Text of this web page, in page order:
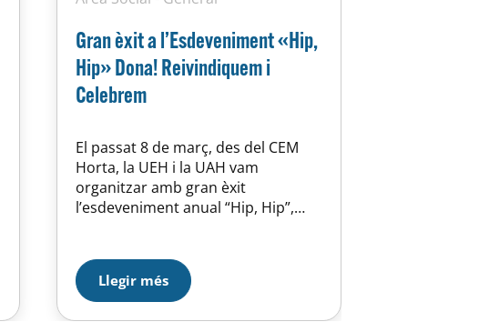
Gran èxit a l’Esdeveniment «Hip,
Hip» Dona! Reivindiquem i
Celebrem
El passat 8 de març, des del CEM
Horta, la UEH i la UAH vam
organitzar amb gran èxit
l’esdeveniment anual “Hip, Hip”,
consciència social. Vam gaudir
d’una masterclass de Zumba i
Bodycombat dirigida pel nostre
talentós equip tècnic, Sonia Ramisa,
Llegir més